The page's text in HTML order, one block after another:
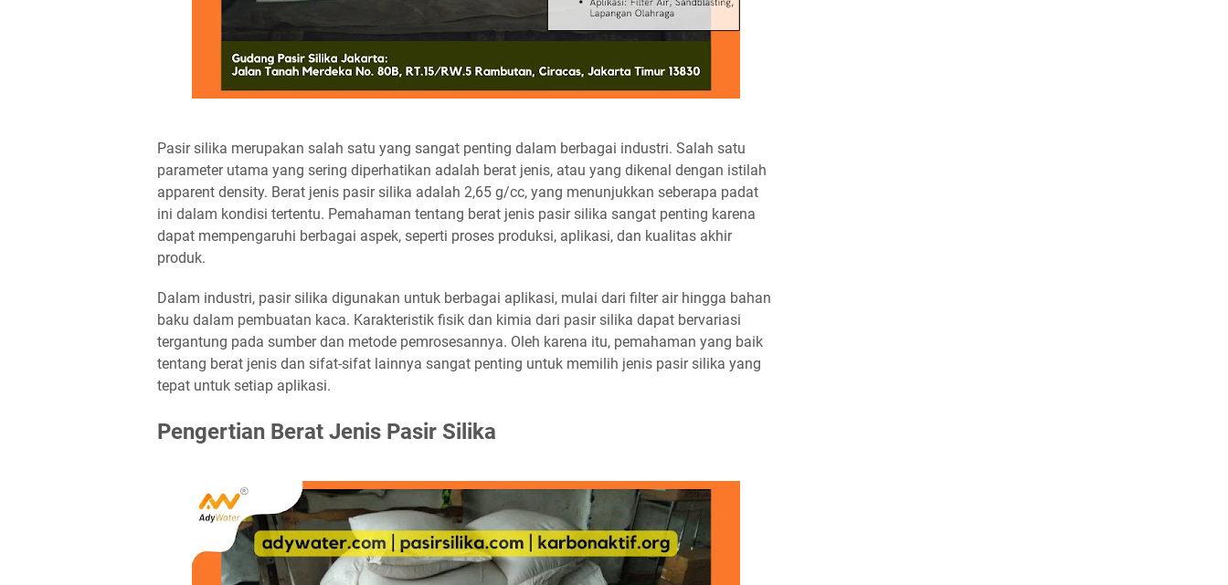
Pasir silika merupakan salah satu yang sangat penting dalam berbagai industri. Salah satu
parameter utama yang sering diperhatikan adalah berat jenis, atau yang dikenal dengan istilah
apparent density. Berat jenis pasir silika adalah 2,65 g/cc, yang menunjukkan seberapa padat
ini dalam kondisi tertentu. Pemahaman tentang berat jenis pasir silika sangat penting karena
dapat mempengaruhi berbagai aspek, seperti proses produksi, aplikasi, dan kualitas akhir
produk.
Dalam industri, pasir silika digunakan untuk berbagai aplikasi, mulai dari filter air hingga bahan
baku dalam pembuatan kaca. Karakteristik fisik dan kimia dari pasir silika dapat bervariasi
tergantung pada sumber dan metode pemrosesannya. Oleh karena itu, pemahaman yang baik
tentang berat jenis dan sifat-sifat lainnya sangat penting untuk memilih jenis pasir silika yang
tepat untuk setiap aplikasi.
Pengertian Berat Jenis Pasir Silika